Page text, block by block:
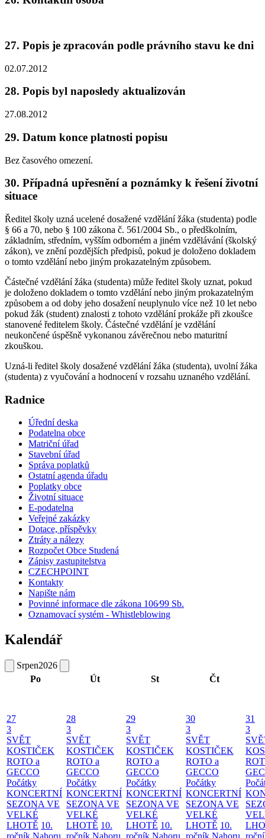
27. Popis je zpracován podle právního stavu ke dni
02.07.2012
28. Popis byl naposledy aktualizován
27.08.2012
29. Datum konce platnosti popisu
Bez časového omezení.
30. Případná upřesnění a poznámky k řešení životní
situace
Ředitel školy uzná ucelené dosažené vzdělání žáka (studenta) podle
§ 66 a 70, nebo § 100 zákona č. 561/2004 Sb., o předškolním,
základním, středním, vyšším odborném a jiném vzdělávání (školský
zákon), ve znění pozdějších předpisů, pokud je doloženo dokladem
o tomto vzdělání nebo jiným prokazatelným způsobem.
Částečné vzdělání žáka (studenta) může ředitel školy uznat, pokud
je doloženo dokladem o tomto vzdělání nebo jiným prokazatelným
způsobem a od doby jeho dosažení neuplynulo více než 10 let nebo
pokud žák (student) znalosti z tohoto vzdělání prokáže při zkoušce
stanovené ředitelem školy. Částečné vzdělání je vzdělání
neukončené úspěšně vykonanou závěrečnou nebo maturitní
zkouškou.
Uzná-li ředitel školy dosažené vzdělání žáka (studenta), uvolní žáka
(studenta) z vyučování a hodnocení v rozsahu uznaného vzdělání.
Radnice
Úřední deska
Podatelna obce
Matriční úřad
Stavební úřad
Správa poplatků
Ostatní agenda úřadu
Poplatky obce
Životní situace
E-podatelna
Veřejné zakázky
Dotace, příspěvky
Ztráty a nálezy
Rozpočet Obce Studená
Zápisy zastupitelstva
CZECHPOINT
Kontakty
Napište nám
Povinné informace dle zákona 106⁄99 Sb.
Oznamovací systém - Whistleblowing
Kalendář
Srpen2026
Po
Út St Čt
27
3
SVĚT
KOSTIČEK
ROTO a
GECCO
Počátky
KONCERTNÍ
SEZONA VE
VELKÉ
LHOTĚ 10.
28
3
SVĚT
KOSTIČEK
ROTO a
GECCO
Počátky
KONCERTNÍ
SEZONA VE
VELKÉ
LHOTĚ 10.
29
3
SVĚT
KOSTIČEK
ROTO a
GECCO
Počátky
KONCERTNÍ
SEZONA VE
VELKÉ
LHOTĚ 10.
30
3
SVĚT
KOSTIČEK
ROTO a
GECCO
Počátky
KONCERTNÍ
SEZONA VE
VELKÉ
LHOTĚ 10.
31
3